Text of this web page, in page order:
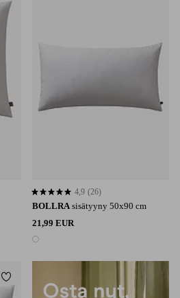
BOLLRA sisätyyny 50x90 cm
21,99 EUR
1 väri
4,9 perustuen 26 arvosanaan
4,9 (26)
Lisää suosikkeihin